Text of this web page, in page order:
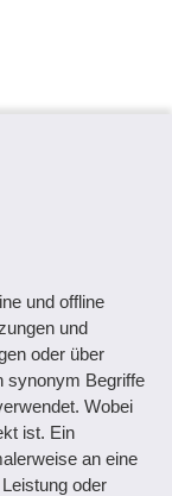
und offline
und
oder über
synonym Begriffe
Wobei
ist. Ein
an eine
oder